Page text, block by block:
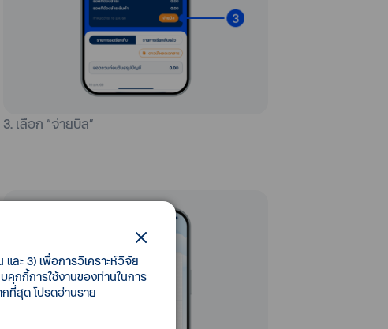
3. เลือก “จ่ายบิล”
ละ 3) เพื่อการวิเคราะห์วิจัย
คุกกี้การใช้งานของท่านในการ
ที่สุด โปรดอ่านราย